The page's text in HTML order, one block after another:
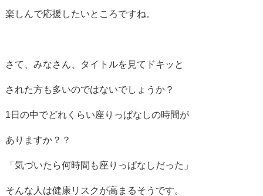
楽しんで応援したいところですね。
さて、みなさん、タイトルを見てドキッと
された方も多いのではないでしょうか？
1日の中でどれくらい座りっぱなしの時間が
ありますか？？
「気づいたら何時間も座りっぱなしだった」
そんな人は健康リスクが高まるそうです。